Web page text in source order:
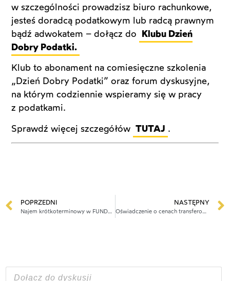
w szczególności prowadzisz biuro rachunkowe,
jesteś doradcą podatkowym lub radcą prawnym
bądź adwokatem – dołącz do Klubu Dzień
Dobry Podatki.
Klub to abonament na comiesięczne szkolenia
„Dzień Dobry Podatki” oraz forum dyskusyjne,
na którym codziennie wspieramy się w pracy
z podatkami.
Sprawdź więcej szczegółów TUTAJ .
POPRZEDNI
Najem krótkoterminowy w FUNDACJI RODZINNEJ: czy można uniknąć 25% CIT?
NASTĘPNY
Oświadczenie o cenach transferowych – jak uniknąć pułapki?